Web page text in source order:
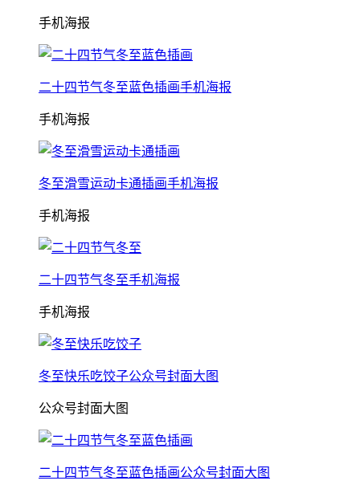
手机海报
二十四节气冬至蓝色插画手机海报
手机海报
冬至滑雪运动卡通插画手机海报
手机海报
二十四节气冬至手机海报
手机海报
冬至快乐吃饺子公众号封面大图
公众号封面大图
二十四节气冬至蓝色插画公众号封面大图